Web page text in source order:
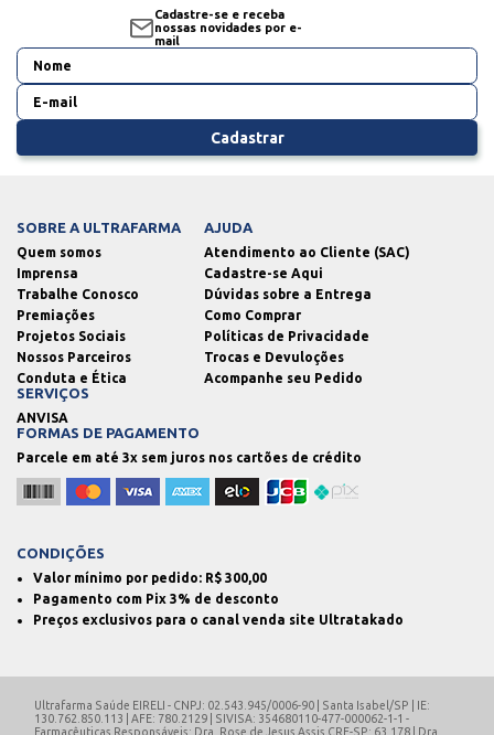
Cadastre-se e receba
nossas novidades por e-
mail
Cadastrar
SOBRE A ULTRAFARMA
Quem somos
Imprensa
Trabalhe Conosco
Premiações
Projetos Sociais
Nossos Parceiros
Conduta e Ética
AJUDA
Atendimento ao Cliente (SAC)
Cadastre-se Aqui
Dúvidas sobre a Entrega
Como Comprar
Políticas de Privacidade
Trocas e Devuloções
Acompanhe seu Pedido
SERVIÇOS
ANVISA
FORMAS DE PAGAMENTO
Parcele em até 3x sem juros nos cartões de crédito
CONDIÇÕES
Valor mínimo por pedido: R$ 300,00
Pagamento com Pix 3% de desconto
Preços exclusivos para o canal venda site Ultratakado
Ultrafarma Saúde EIRELI - CNPJ: 02.543.945/0006-90 | Santa Isabel/SP | IE:
130.762.850.113 | AFE: 780.2129 | SIVISA: 354680110-477-000062-1-1 -
Farmacêuticas Responsáveis: Dra. Rose de Jesus Assis CRF-SP: 63.178 | Dra.